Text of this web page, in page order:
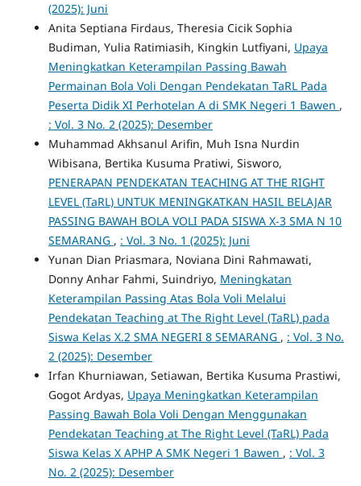
(2025): Juni
Anita Septiana Firdaus, Theresia Cicik Sophia
Budiman, Yulia Ratimiasih, Kingkin Lutfiyani, Upaya
Meningkatkan Keterampilan Passing Bawah
Permainan Bola Voli Dengan Pendekatan TaRL Pada
Peserta Didik XI Perhotelan A di SMK Negeri 1 Bawen ,
: Vol. 3 No. 2 (2025): Desember
Muhammad Akhsanul Arifin, Muh Isna Nurdin
Wibisana, Bertika Kusuma Pratiwi, Sisworo,
PENERAPAN PENDEKATAN TEACHING AT THE RIGHT
LEVEL (TaRL) UNTUK MENINGKATKAN HASIL BELAJAR
PASSING BAWAH BOLA VOLI PADA SISWA X-3 SMA N 10
SEMARANG , : Vol. 3 No. 1 (2025): Juni
Yunan Dian Priasmara, Noviana Dini Rahmawati,
Donny Anhar Fahmi, Suindriyo, Meningkatan
Keterampilan Passing Atas Bola Voli Melalui
Pendekatan Teaching at The Right Level (TaRL) pada
Siswa Kelas X.2 SMA NEGERI 8 SEMARANG , : Vol. 3 No.
2 (2025): Desember
Irfan Khurniawan, Setiawan, Bertika Kusuma Prastiwi,
Gogot Ardyas, Upaya Meningkatkan Keterampilan
Passing Bawah Bola Voli Dengan Menggunakan
Pendekatan Teaching at The Right Level (TaRL) Pada
Siswa Kelas X APHP A SMK Negeri 1 Bawen , : Vol. 3
No. 2 (2025): Desember